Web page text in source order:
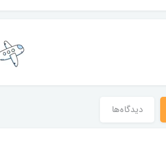
دیدگاه‌ها